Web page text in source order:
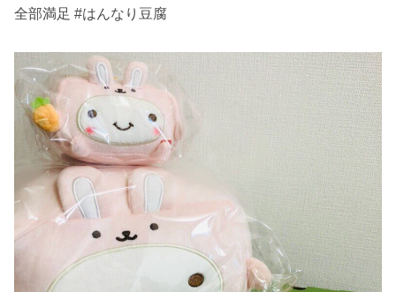
全部満足 #はんなり豆腐